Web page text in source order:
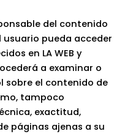
del contenido
usuario pueda acceder
en LA WEB y
a examinar o
sobre el contenido de
tampoco
exactitud,
páginas ajenas a su